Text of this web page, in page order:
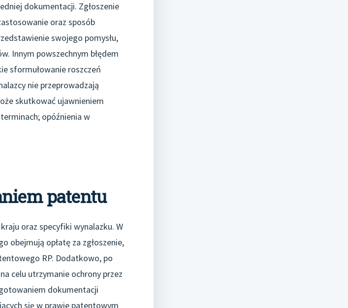
dokumentacji. Zgłoszenie
oraz sposób
swojego pomysłu,
Innym powszechnym błędem
sformułowanie roszczeń
nie przeprowadzają
skutkować ujawnieniem
opóźnienia w
patentu
oraz specyfiki wynalazku. W
obejmują opłatę za zgłoszenie,
RP. Dodatkowo, po
celu utrzymanie ochrony przez
dokumentacji
się w prawie patentowym